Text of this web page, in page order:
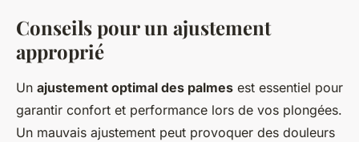
Conseils pour un ajustement
approprié
Un ajustement optimal des palmes est essentiel pour
garantir confort et performance lors de vos plongées.
Un mauvais ajustement peut provoquer des douleurs